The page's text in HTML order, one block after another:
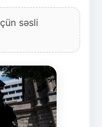
səsli